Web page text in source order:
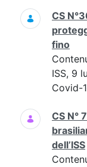
CS
fino
ISS, 9
Covid-
CS N°
dell’ISS